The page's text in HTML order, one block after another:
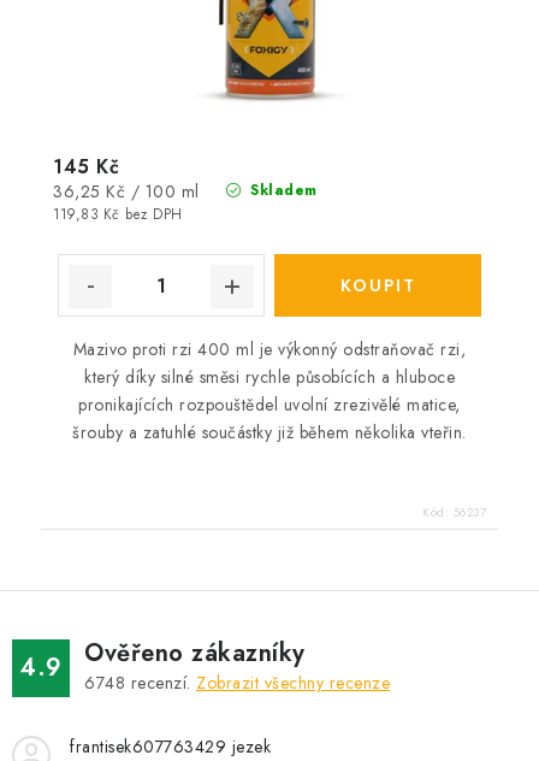
Skladem
119,83 Kč bez DPH
145 Kč
Měrná
cena:
36,25 Kč / 100 ml
Mazivo proti rzi 400 ml je výkonný odstraňovač rzi,
který díky silné směsi rychle působících a hluboce
pronikajících rozpouštědel uvolní zrezivělé matice,
šrouby a zatuhlé součástky již během několika vteřin.
Kód: 56237
4.9 Ověřeno zákazníky
6748 recenzí. Zobrazit všechny recenze
frantisek607763429 jezek